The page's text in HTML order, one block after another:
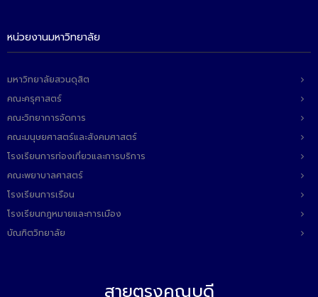
หน่วยงานมหาวิทยาลัย
มหาวิทยาลัยสวนดุสิต
คณะครุศาสตร์
คณะวิทยาการจัดการ
คณะมนุษยศาสตร์และสังคมศาสตร์
โรงเรียนการท่องเที่ยวและการบริการ
คณะพยาบาลศาสตร์
โรงเรียนการเรือน
โรงเรียนกฎหมายและการเมือง
บัณฑิตวิทยาลัย
สายตรงคณบดี